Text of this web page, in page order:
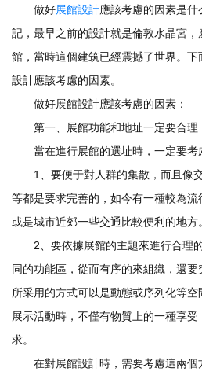
做好展館設計應該考慮的因素是
記，最早之前的設計就是倫敦水晶宮
館，當時這個建筑已經震撼了世界。
設計應該考慮的因素。
做好展館設計應該考慮的因素：
第一、展館功能和地址一定要合理
當在進行展館的選址時，一定要考
1、要便于對人群的集散，而且像
等都是要求完善的，如今有一種較為
或是城市近郊一些交通比較便利的地方。
2、要依據展館的主題來進行合理
同的功能區，從而有序的來組織，還
所采用的方式可以是動態或序列化等
展示活動時，不僅有物質上的一種享
求。
在對展館設計時，需要考慮這兩個